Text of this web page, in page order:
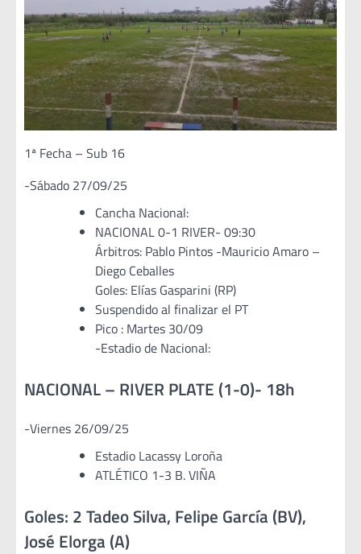
1ª Fecha – Sub 16
-Sábado 27/09/25
Cancha Nacional:
NACIONAL 0-1 RIVER- 09:30
Árbitros: Pablo Pintos -Mauricio Amaro –
Diego Ceballes
Goles: Elías Gasparini (RP)
Suspendido al finalizar el PT
Pico : Martes 30/09
-Estadio de Nacional:
NACIONAL – RIVER PLATE (1-0)- 18h
-Viernes 26/09/25
Estadio Lacassy Loroña
ATLÉTICO 1-3 B. VIÑA
Goles: 2 Tadeo Silva, Felipe García (BV),
José Elorga (A)